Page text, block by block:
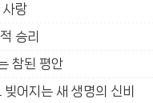
사랑
승리
참된 평안
어지는 새 생명의 신비